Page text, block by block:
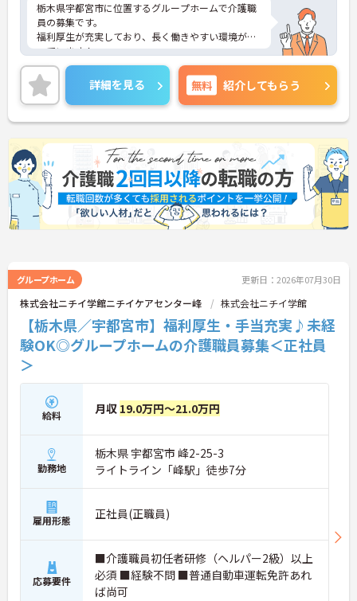
栃木県宇都宮市に位置するグループホームで介護職
員の募集です。
福利厚生が充実しており、長く働きやすい環境が整
っています！
また、企業主導型保育園あり！子育て中の方も働き
やすい環境です♪
ご興味のある方はご面接のポイントお伝えしますの
でご気軽にお問い合わせください。
詳細を見る 無料 紹介してもらう
グループホーム 更新日：2026年07月30日
株式会社ニチイ学館ニチイケアセンター峰 株式会社ニチイ学館
【栃木県／宇都宮市】福利厚生・手当充実♪未経
験OK◎グループホームの介護職員募集＜正社員
＞
給料 月収 19.0万円～21.0万円
勤務地
栃木県 宇都宮市 峰2-25-3
ライトライン「峰駅」徒歩7分
雇用形態 正社員(正職員)
応募要件
■介護職員初任者研修（ヘルパー2級）以上
必須 ■経験不問 ■普通自動車運転免許あれ
ば尚可